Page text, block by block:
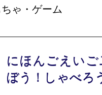
ゃ・ゲーム
にほんごえい
ぼう！しゃべろ